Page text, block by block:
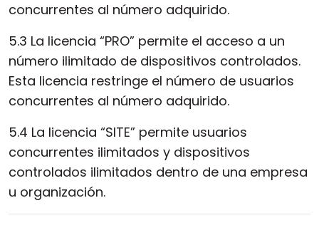
concurrentes al número adquirido.
5.3 La licencia “PRO” permite el acceso a un
número ilimitado de dispositivos controlados.
Esta licencia restringe el número de usuarios
concurrentes al número adquirido.
5.4 La licencia “SITE” permite usuarios
concurrentes ilimitados y dispositivos
controlados ilimitados dentro de una empresa
u organización.